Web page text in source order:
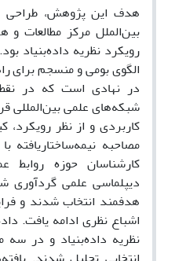
هدف این پژوهش، طراحی
بین‌الملل مرکز مطالعات و
رویکرد نظریه داده‌بنیاد
الگوی بومی و منسجم برای
در نهادی است که در
شبکه‌های علمی بین‌المللی
مصاحبه نیمه‌ساختاریافته
کارشناسان حوزه روابط
دیپلماسی علمی
هدفمند انتخاب شدند و
اشباع نظری ادامه یافت.
نظریه داده‌بنیاد و در سه